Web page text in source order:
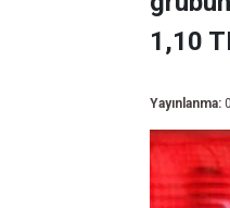
1,10
Yayınlanma: